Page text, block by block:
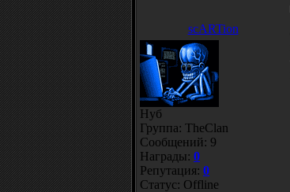
scARTion
Нуб
Группа: TheClan
Сообщений: 9
Награды: 0
Репутация: 0
Статус: Offline